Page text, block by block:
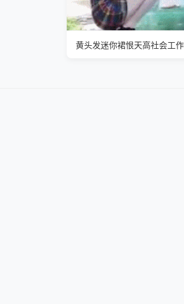
黄头发迷你裙恨天高社会工